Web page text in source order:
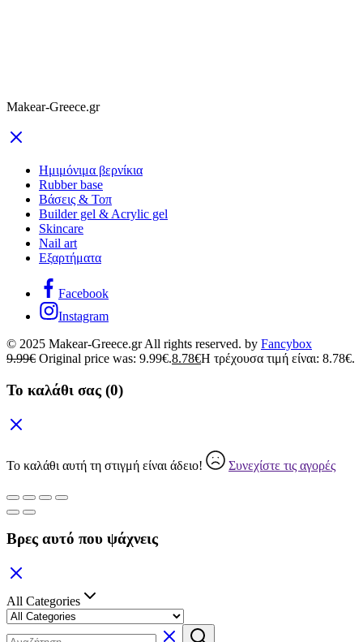
Makear-Greece.gr
Ημιμόνιμα βερνίκια
Rubber base
Βάσεις & Τοπ
Builder gel & Acrylic gel
Skincare
Nail art
Εξαρτήματα
Facebook
Instagram
© 2025 Makear-Greece.gr All rights reserved. by Fancybox
9.99€ Original price was: 9.99€.8.78€Η τρέχουσα τιμή είναι: 8.78€.
Το καλάθι σας (0)
Το καλάθι αυτή τη στιγμή είναι άδειο! Συνεχίστε τις αγορές
Βρες αυτό που ψάχνεις
All Categories